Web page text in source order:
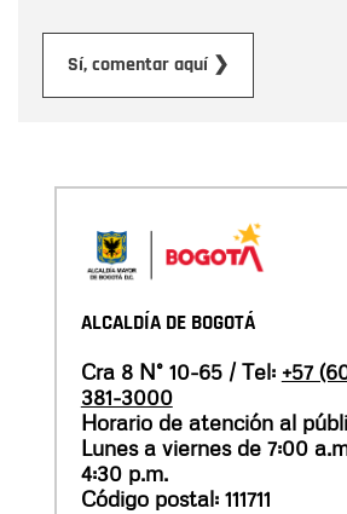
Sí, comentar aquí ❯
ALCALDÍA DE BOGOTÁ
Cra 8 N° 10-65 / Tel: +57
381-3000
Horario de atención al
Lunes a viernes de 7:00
4:30 p.m.
Código postal: 111711